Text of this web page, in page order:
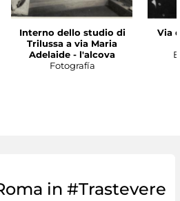
Interno dello studio di
Trilussa a via Maria
Adelaide - l'alcova
Fotografía
Via
in #Trastevere